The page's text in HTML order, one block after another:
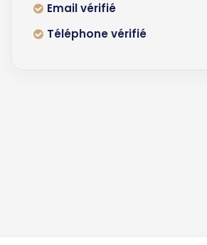
Email vérifié
Téléphone vérifié